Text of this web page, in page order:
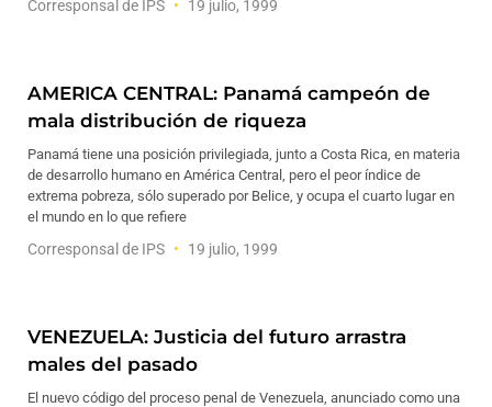
Corresponsal de IPS 19 julio, 1999
AMERICA CENTRAL: Panamá campeón de
mala distribución de riqueza
Panamá tiene una posición privilegiada, junto a Costa Rica, en materia
de desarrollo humano en América Central, pero el peor índice de
extrema pobreza, sólo superado por Belice, y ocupa el cuarto lugar en
el mundo en lo que refiere
Corresponsal de IPS 19 julio, 1999
VENEZUELA: Justicia del futuro arrastra
males del pasado
El nuevo código del proceso penal de Venezuela, anunciado como una